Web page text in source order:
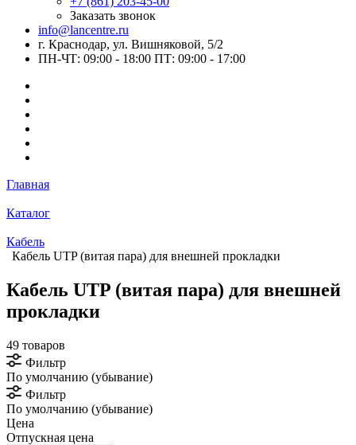
Заказать звонок
info@lancentre.ru
г. Краснодар, ул. Вишняковой, 5/2
ПН-ЧТ: 09:00 - 18:00 ПТ: 09:00 - 17:00
Главная
Каталог
Кабель
Кабель UTP (витая пара) для внешней прокладки
Кабель UTP (витая пара) для внешней
прокладки
49 товаров
Фильтр
По умолчанию (убывание)
Фильтр
По умолчанию (убывание)
Цена
Отпускная цена